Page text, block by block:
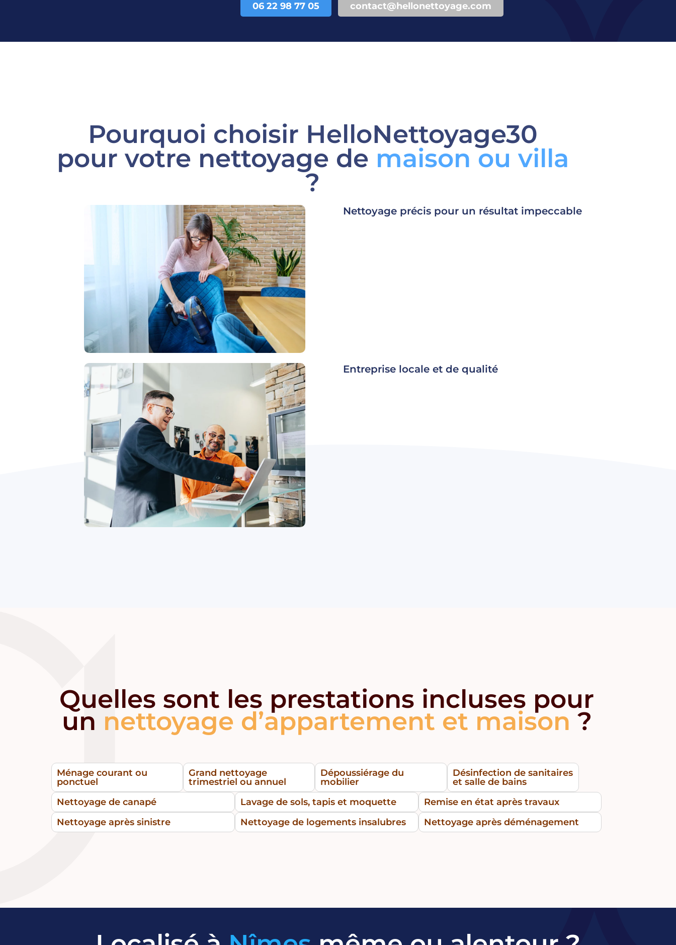
06 22 98 77 05 contact@hellonettoyage.com
Pourquoi choisir HelloNettoyage30
pour votre nettoyage de maison ou villa
?
Nettoyage précis pour un résultat impeccable
Entreprise locale et de qualité
Quelles sont les prestations incluses pour
un nettoyage d’appartement et maison ?
Ménage courant ou
ponctuel
Grand nettoyage
trimestriel ou annuel
Dépoussiérage du
mobilier
Désinfection de sanitaires
et salle de bains
Nettoyage de canapé
Lavage de sols, tapis et moquette
Remise en état après travaux
Nettoyage après sinistre
Nettoyage de logements insalubres Nettoyage après déménagement